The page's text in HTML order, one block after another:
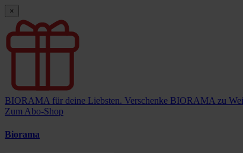
×
BIORAMA für deine Liebsten. Verschenke BIORAMA zu
Zum Abo-Shop
Biorama